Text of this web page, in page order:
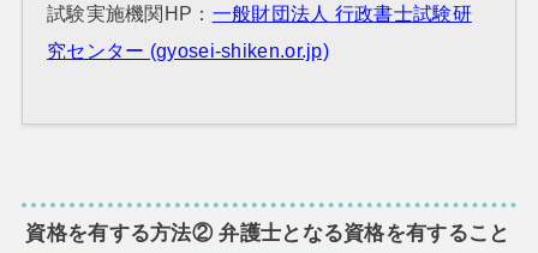
試験実施機関HP： 一般財団法人 行政書士試験研
究センター (gyosei-shiken.or.jp)
資格を有する方法② 弁護士となる資格を有すること